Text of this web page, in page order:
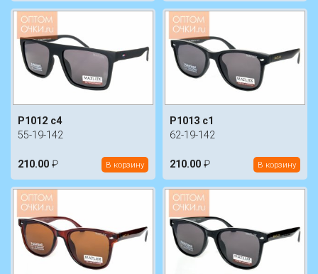
P1012 c4
55-19-142
210.00 ₽ В корзину
P1013 c1
62-19-142
210.00 ₽ В корзину